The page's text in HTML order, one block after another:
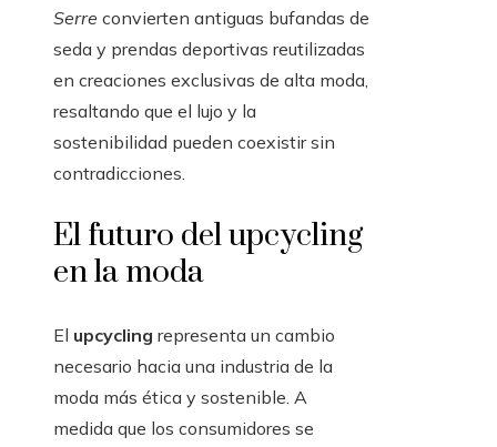
Serre convierten antiguas bufandas de
seda y prendas deportivas reutilizadas
en creaciones exclusivas de alta moda,
resaltando que el lujo y la
sostenibilidad pueden coexistir sin
contradicciones.
El futuro del upcycling
en la moda
El upcycling representa un cambio
necesario hacia una industria de la
moda más ética y sostenible. A
medida que los consumidores se